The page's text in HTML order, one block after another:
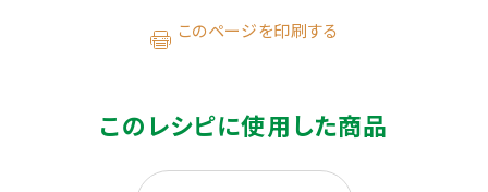
このページを印刷する
このレシピに使用した商品